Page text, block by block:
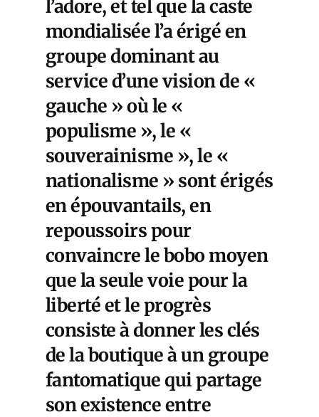
l’adore, et tel que la caste
mondialisée l’a érigé en
groupe dominant au
service d’une vision de «
gauche » où le «
populisme », le «
souverainisme », le «
nationalisme » sont érigés
en épouvantails, en
repoussoirs pour
convaincre le bobo moyen
que la seule voie pour la
liberté et le progrès
consiste à donner les clés
de la boutique à un groupe
fantomatique qui partage
son existence entre